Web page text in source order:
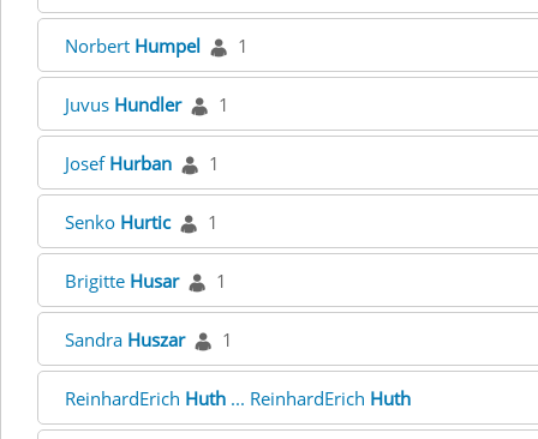
Norbert Humpel 1
Juvus Hundler 1
Josef Hurban 1
Senko Hurtic 1
Brigitte Husar 1
Sandra Huszar 1
ReinhardErich Huth ... ReinhardErich Huth